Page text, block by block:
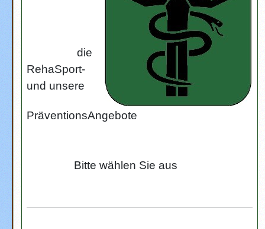
die
RehaSport-
und unsere
PräventionsAngebote
Bitte wählen Sie aus